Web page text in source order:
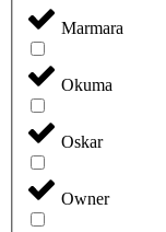
Marmara
Okuma
Oskar
Owner